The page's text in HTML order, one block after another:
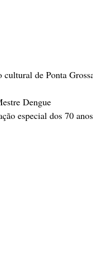
cultural de Ponta
Dengue
especial dos 70